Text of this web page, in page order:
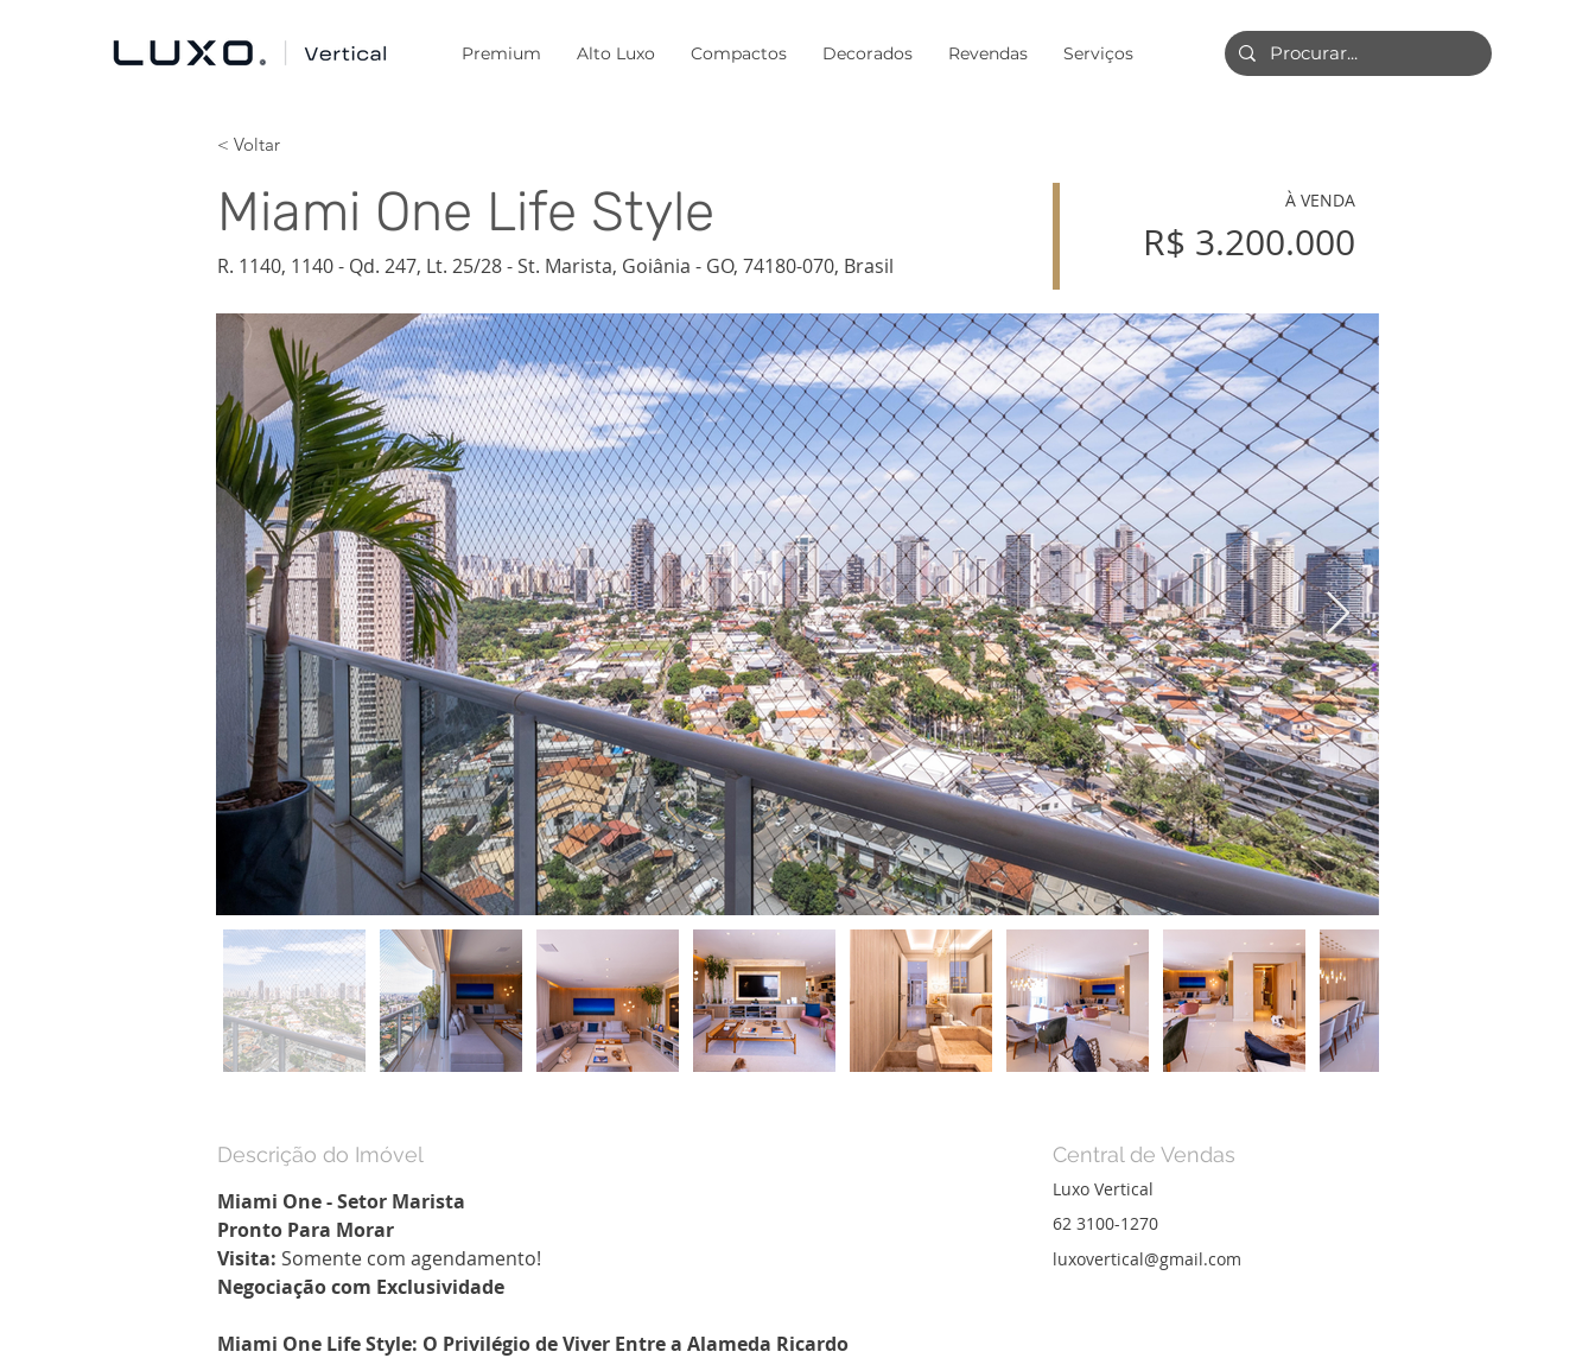
Premium Alto Luxo Compactos Decorados Revendas Serviços
< Voltar
Miami One Life Style
R. 1140, 1140 - Qd. 247, Lt. 25/28 - St. Marista, Goiânia - GO, 74180-070, Brasil
À VENDA
R$ 3.200.000
Descrição do Imóvel
Miami One - Setor Marista
Pronto Para Morar
Visita: Somente com agendamento!
Negociação com Exclusividade
Miami One Life Style: O Privilégio de Viver Entre a Alameda Ricardo
Central de Vendas
Luxo Vertical
62 3100-1270
luxovertical@gmail.com